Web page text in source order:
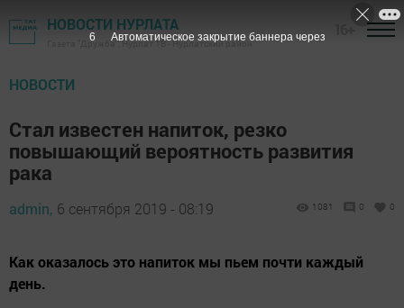
НОВОСТИ НУРЛАТА
Газета "Дружба", Нурлат ТВ - Нурлатский район
НОВОСТИ
Стал известен напиток, резко
повышающий вероятность развития
рака
admin, 6 сентября 2019 - 08:19 1081 0 0
Как оказалось это напиток мы пьем почти каждый
день.
5 Автоматическое закрытие баннера через